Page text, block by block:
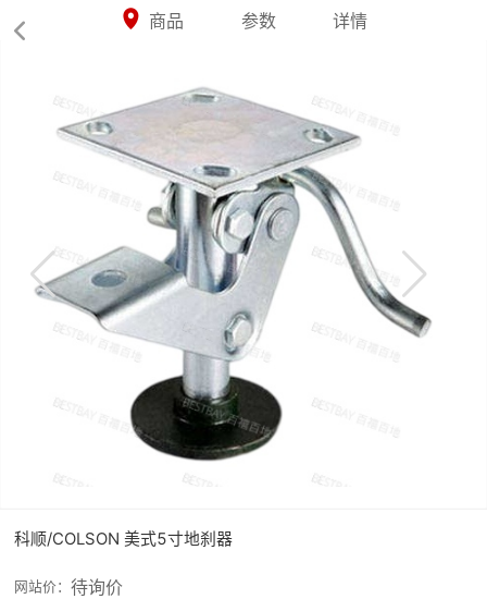

 商品 参数 详情
科顺/COLSON 美式5寸地刹器
网站价： 待询价